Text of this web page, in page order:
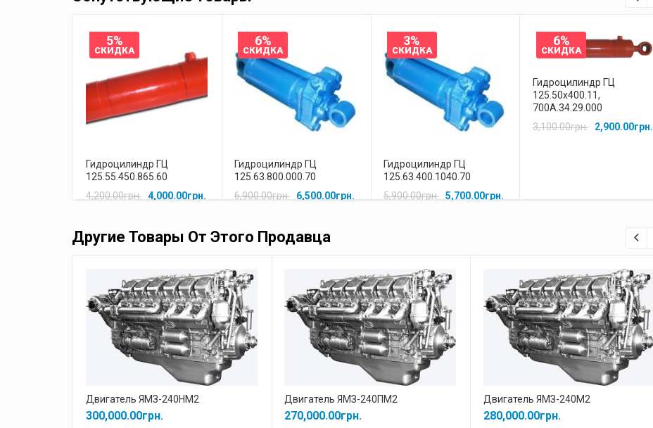
5%
СКИДКА
Гидроцилиндр ГЦ
125.55.450.865.60
4,200.00грн. 4,000.00грн.
6%
СКИДКА
Гидроцилиндр ГЦ
125.63.800.000.70
6,900.00грн. 6,500.00грн.
3%
СКИДКА
Гидроцилиндр ГЦ
125.63.400.1040.70
5,900.00грн. 5,700.00грн.
6%
СКИДКА
Гидроцилиндр ГЦ
125.50х400.11,
700А.34.29.000
3,100.00грн. 2,900.00грн.
Другие Товары От Этого Продавца
Двигатель ЯМЗ-240НМ2
300,000.00грн.
Двигатель ЯМЗ-240ПМ2
270,000.00грн.
Двигатель ЯМЗ-240М2
280,000.00грн.